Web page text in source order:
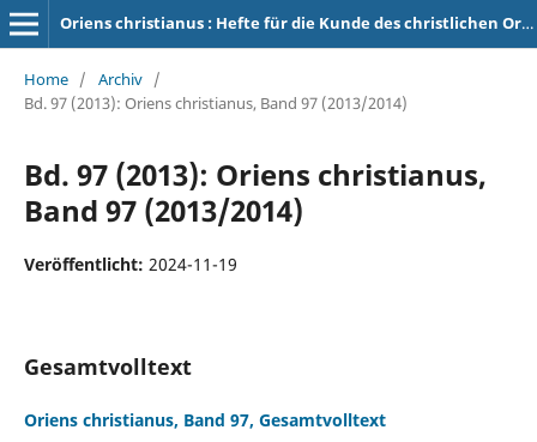
Oriens christianus : Hefte für die Kunde des christlichen Orients
Home / Archiv /
Bd. 97 (2013): Oriens christianus, Band 97 (2013/2014)
Bd. 97 (2013): Oriens christianus,
Band 97 (2013/2014)
Veröffentlicht: 2024-11-19
Gesamtvolltext
Oriens christianus, Band 97, Gesamtvolltext